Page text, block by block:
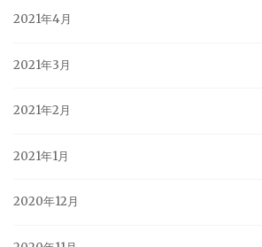
2021年4月
2021年3月
2021年2月
2021年1月
2020年12月